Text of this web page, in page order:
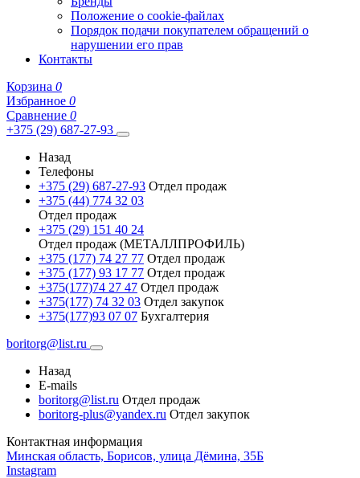
Положение о cookie-файлах
Порядок подачи покупателем обращений о
нарушении его прав
Контакты
Корзина 0
Избранное 0
Сравнение 0
+375 (29) 687-27-93
Назад
Телефоны
+375 (29) 687-27-93 Отдел продаж
+375 (44) 774 32 03
Отдел продаж
+375 (29) 151 40 24
Отдел продаж (МЕТАЛЛПРОФИЛЬ)
+375 (177) 74 27 77 Отдел продаж
+375 (177) 93 17 77 Отдел продаж
+375(177)74 27 47 Отдел продаж
+375(177) 74 32 03 Отдел закупок
+375(177)93 07 07 Бухгалтерия
boritorg@list.ru
Назад
E-mails
boritorg@list.ru Отдел продаж
boritorg-plus@yandex.ru Отдел закупок
Контактная информация
Минская область, Борисов, улица Дёмина, 35Б
Instagram